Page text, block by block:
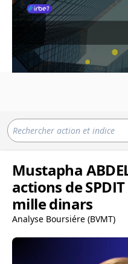
Mustapha
actions de
mille dinars
Analyse Boursiére (BVMT)